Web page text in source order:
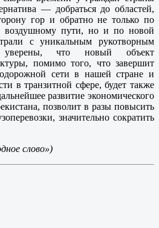
— добраться до областей,
гор и обратно не только по
воздушному пути, но и по новой
с уникальным рукотворным
уверены, что новый объект
помимо того, что завершит
сети в нашей стране и
в транзитной сфере, будет также
развитие экономического
позволит в разы повысить
значительно сократить
слово»)